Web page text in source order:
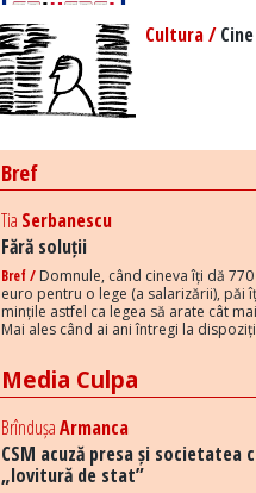
Cultura /Cine
Bref
Tia Serbanescu
Fără soluții
Bref / Domnule, când cineva îți dă
euro pentru o lege (a salarizării), păi
mințile astfel ca legea să arate cât
Mai ales când ai ani întregi la
Media Culpa
BrîndușaArmanca
CSM acuză presa și societatea
„lovitură de stat”